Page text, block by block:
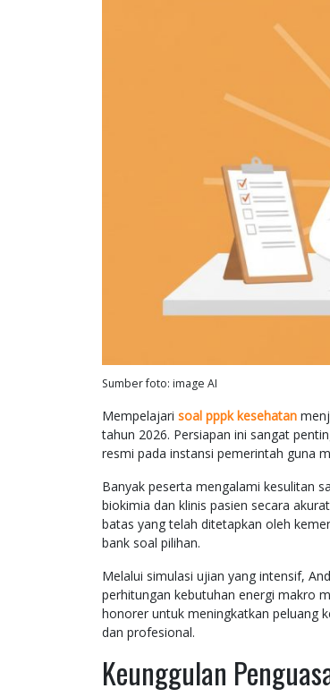
Sumber foto: image AI
Mempelajari soal pppk kesehatan
tahun 2026. Persiapan ini sangat
resmi pada instansi pemerintah guna
Banyak peserta mengalami kesulitan
biokimia dan klinis pasien secara
batas yang telah ditetapkan oleh
bank soal pilihan.
Melalui simulasi ujian yang intensif,
perhitungan kebutuhan energi makro
honorer untuk meningkatkan peluang
dan profesional.
Keunggulan